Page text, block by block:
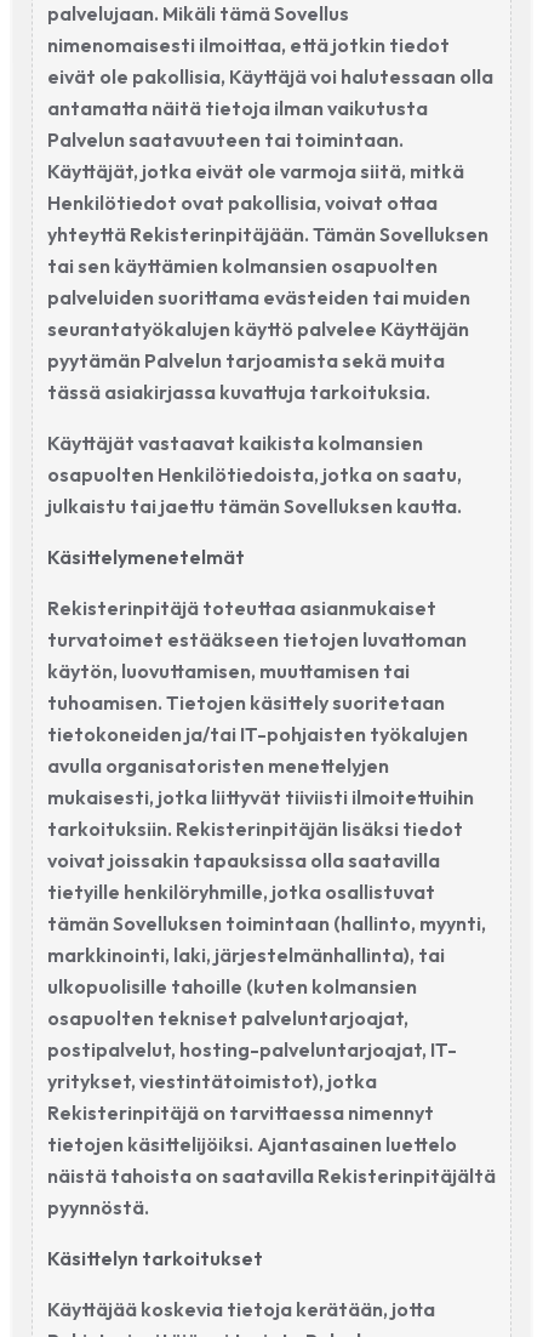
palvelujaan. Mikäli tämä Sovellus
nimenomaisesti ilmoittaa, että jotkin tiedot
eivät ole pakollisia, Käyttäjä voi halutessaan olla
antamatta näitä tietoja ilman vaikutusta
Palvelun saatavuuteen tai toimintaan.
Käyttäjät, jotka eivät ole varmoja siitä, mitkä
Henkilötiedot ovat pakollisia, voivat ottaa
yhteyttä Rekisterinpitäjään. Tämän Sovelluksen
tai sen käyttämien kolmansien osapuolten
palveluiden suorittama evästeiden tai muiden
seurantatyökalujen käyttö palvelee Käyttäjän
pyytämän Palvelun tarjoamista sekä muita
tässä asiakirjassa kuvattuja tarkoituksia.
Käyttäjät vastaavat kaikista kolmansien
osapuolten Henkilötiedoista, jotka on saatu,
julkaistu tai jaettu tämän Sovelluksen kautta.
Käsittelymenetelmät
Rekisterinpitäjä toteuttaa asianmukaiset
turvatoimet estääkseen tietojen luvattoman
käytön, luovuttamisen, muuttamisen tai
tuhoamisen. Tietojen käsittely suoritetaan
tietokoneiden ja/tai IT-pohjaisten työkalujen
avulla organisatoristen menettelyjen
mukaisesti, jotka liittyvät tiiviisti ilmoitettuihin
tarkoituksiin. Rekisterinpitäjän lisäksi tiedot
voivat joissakin tapauksissa olla saatavilla
tietyille henkilöryhmille, jotka osallistuvat
tämän Sovelluksen toimintaan (hallinto, myynti,
markkinointi, laki, järjestelmänhallinta), tai
ulkopuolisille tahoille (kuten kolmansien
osapuolten tekniset palveluntarjoajat,
postipalvelut, hosting-palveluntarjoajat, IT-
yritykset, viestintätoimistot), jotka
Rekisterinpitäjä on tarvittaessa nimennyt
tietojen käsittelijöiksi. Ajantasainen luettelo
näistä tahoista on saatavilla Rekisterinpitäjältä
pyynnöstä.
Käsittelyn tarkoitukset
Käyttäjää koskevia tietoja kerätään, jotta